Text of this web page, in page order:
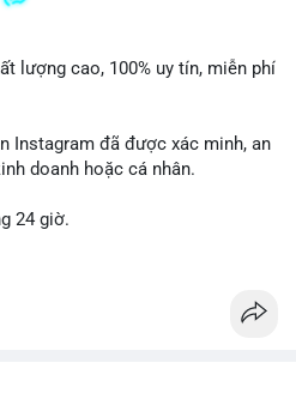
lượng cao, 100% uy tín, miễn phí
Instagram đã được xác minh, an
doanh hoặc cá nhân.
24 giờ.